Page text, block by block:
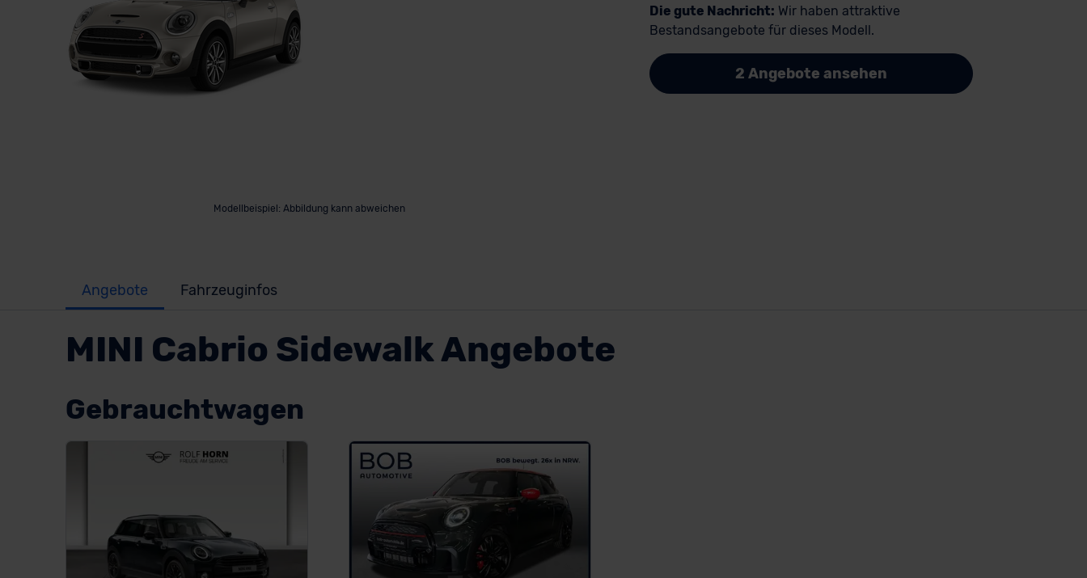
Modellbeispiel: Abbildung kann abweichen
Die gute Nachricht: Wir haben attraktive
Bestandsangebote für dieses Modell.
2 Angebote ansehen
Angebote Fahrzeuginfos
MINI Cabrio Sidewalk Angebote
Gebrauchtwagen